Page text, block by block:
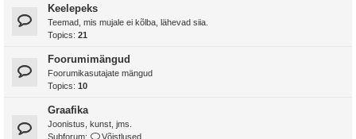
Keelepeks
Teemad, mis mujale ei kõlba, lähevad siia.
Topics: 21
Foorumimängud
Foorumikasutajate mängud
Topics: 10
Graafika
Joonistus, kunst, jms.
Subforum:
Võistlused